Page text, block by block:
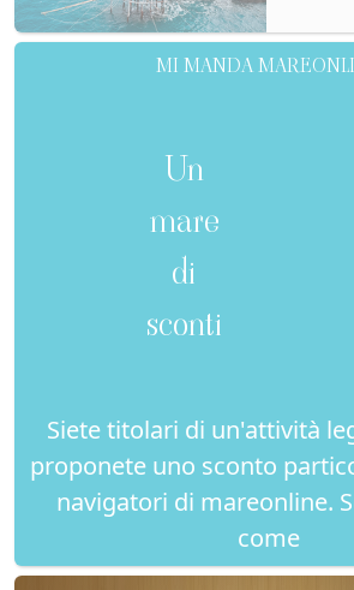
MI MANDA
Un
mare
di
sconti
Siete titolari di un'attività
proponete uno sconto
navigatori di mareonline.
come